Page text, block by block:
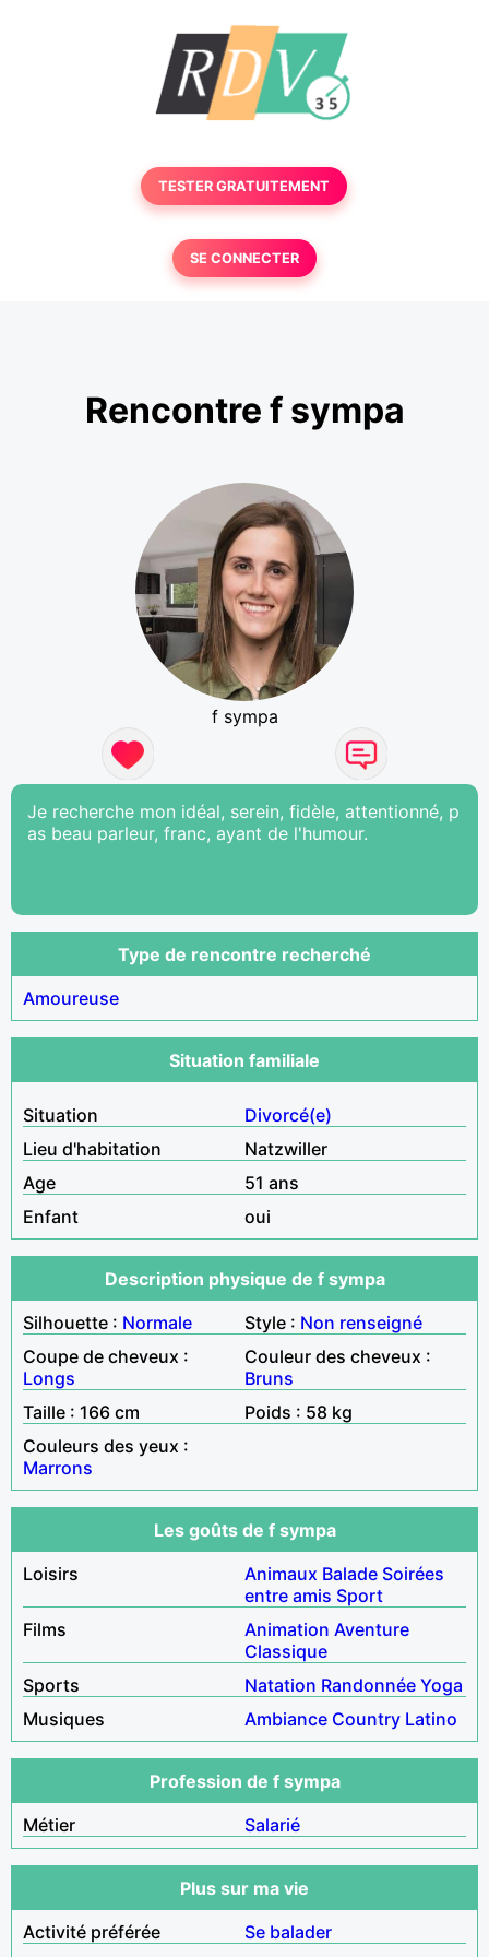
TESTER GRATUITEMENT
SE CONNECTER
Rencontre f sympa
f sympa
Je recherche mon idéal, serein, fidèle, attentionné, p
as beau parleur, franc, ayant de l'humour.
Type de rencontre recherché
Amoureuse
Situation familiale
Situation
Divorcé(e)
Lieu d'habitation
Natzwiller
Age
51 ans
Enfant
oui
Description physique de f sympa
Silhouette : Normale Style : Non renseigné
Coupe de cheveux :
Longs
Couleur des cheveux :
Bruns
Taille : 166 cm
Poids : 58 kg
Couleurs des yeux :
Marrons
Les goûts de f sympa
Loisirs
Animaux Balade Soirées
entre amis Sport
Films
Animation Aventure
Classique
Sports
Natation Randonnée Yoga
Musiques
Ambiance Country Latino
Profession de f sympa
Métier
Salarié
Plus sur ma vie
Activité préférée
Se balader